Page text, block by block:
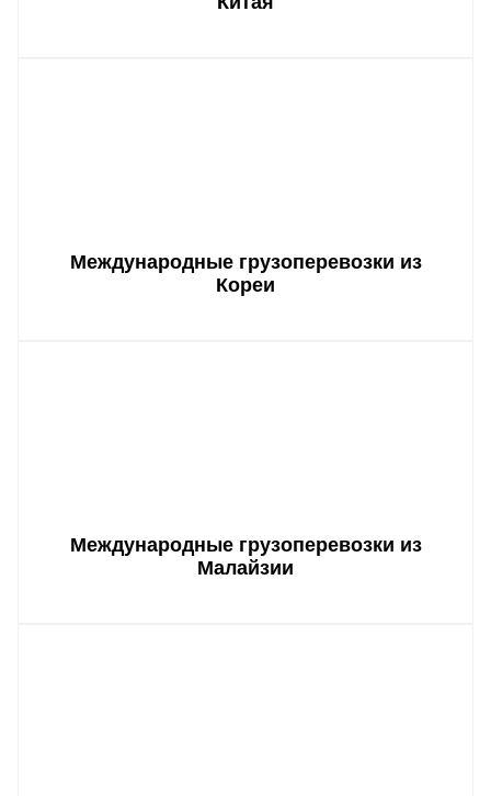
Международные грузоперевозки из
Кореи
Международные грузоперевозки из
Малайзии